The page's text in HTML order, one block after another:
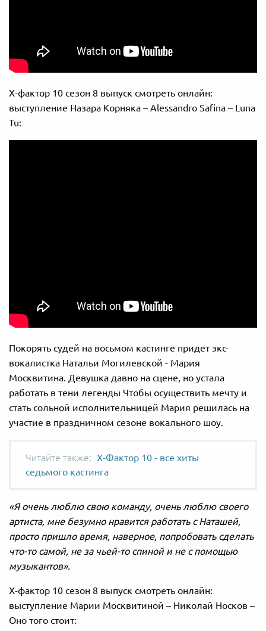
Х-фактор 10 сезон 8 выпуск смотреть онлайн:
выступление Назара Корняка – Alessandro Safina – Luna
Tu:
Покорять судей на восьмом кастинге придет экс-
вокалистка Натальи Могилевской - Мария
Москвитина. Девушка давно на сцене, но устала
работать в тени легенды Чтобы осуществить мечту и
стать сольной исполнительницей Мария решилась на
участие в праздничном сезоне вокального шоу.
Х-Фактор 10 - все хиты
седьмого кастинга
«Я очень люблю свою команду, очень люблю своего
артиста, мне безумно нравится работать с Наташей,
просто пришло время, наверное, попробовать сделать
что-то самой, не за чьей-то спиной и не с помощью
музыкантов».
Х-фактор 10 сезон 8 выпуск смотреть онлайн:
выступление Марии Москвитиной – Николай Носков –
Оно того стоит: